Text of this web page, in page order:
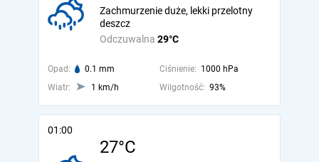
Odczuwalna 29°C
Zachmurzenie duże, lekki przelotny
deszcz
Opad: 0.1 mm Ciśnienie: 1000 hPa
Wiatr:
1 km/h Wilgotność: 93%
01:00
27°C